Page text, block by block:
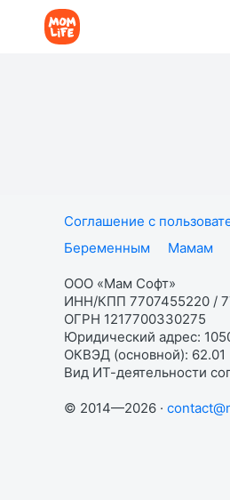
Соглашение с
Беременным
Мамам
ООО «Мам Софт»
ИНН/КПП 7707455220 /
ОГРН 1217700330275
Юридический адрес:
ОКВЭД (основной): 62.01
Вид ИТ-деятельности
© 2014—2026 ·